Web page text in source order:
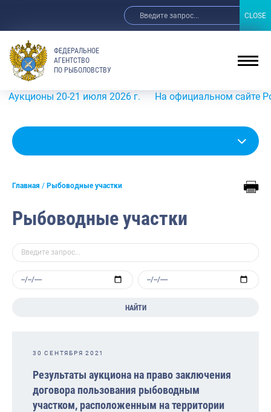
ФЕДЕРАЛЬНОЕ
АГЕНТСТВО
ПО РЫБОЛОВСТВУ
20-21 июля 2026 г. На официальном сайте
Главная Рыбоводные участки
Рыбоводные участки
НАЙТИ
30 СЕНТЯБРЯ 2021
Результаты аукциона на право заключения
договора пользования рыбоводным
участком, расположенным на территории
CLOSE
CLOSE